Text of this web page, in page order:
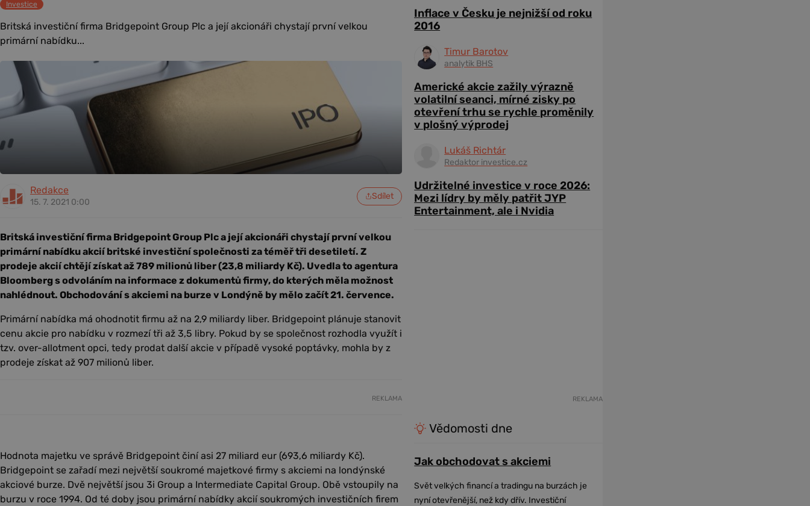
Investice
Britská investiční firma Bridgepoint Group Plc a její akcionáři chystají první velkou
primární nabídku...
Redakce
15. 7. 2021 0:00
Sdílet
Britská investiční firma Bridgepoint Group Plc a její akcionáři chystají první velkou
primární nabídku akcií britské investiční společnosti za téměř tři desetiletí. Z
prodeje akcií chtějí získat až 789 milionů liber (23,8 miliardy Kč). Uvedla to agentura
Bloomberg s odvoláním na informace z dokumentů firmy, do kterých měla možnost
nahlédnout. Obchodování s akciemi na burze v Londýně by mělo začít 21. července.
Primární nabídka má ohodnotit firmu až na 2,9 miliardy liber. Bridgepoint plánuje stanovit
cenu akcie pro nabídku v rozmezí tři až 3,5 libry. Pokud by se společnost rozhodla využít i
tzv. over-allotment opci, tedy prodat další akcie v případě vysoké poptávky, mohla by z
prodeje získat až 907 milionů liber.
REKLAMA
Hodnota majetku ve správě Bridgepoint činí asi 27 miliard eur (693,6 miliardy Kč).
Bridgepoint se zařadí mezi největší soukromé majetkové firmy s akciemi na londýnské
akciové burze. Dvě největší jsou 3i Group a Intermediate Capital Group. Obě vstoupily na
burzu v roce 1994. Od té doby jsou primární nabídky akcií soukromých investičních firem
Inflace v Česku je nejnižší od roku
2016
Timur Barotov
analytik BHS
Americké akcie zažily výrazně
volatilní seanci, mírné zisky po
otevření trhu se rychle proměnily
v plošný výprodej
Lukáš Richtár
Redaktor investice.cz
Udržitelné investice v roce 2026:
Mezi lídry by měly patřit JYP
Entertainment, ale i Nvidia
REKLAMA
Vědomosti dne
Jak obchodovat s akciemi
Svět velkých financí a tradingu na burzách je
nyní otevřenější, než kdy dřív. Investiční